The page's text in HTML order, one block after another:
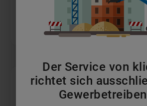
Vertikalbühnen
Der Service von
richtet sich